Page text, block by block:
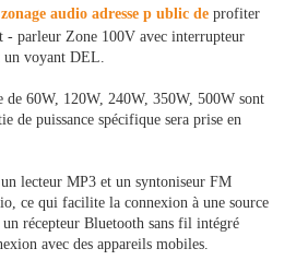
audio adresse p ublic de profiter
- parleur Zone 100V avec interrupteur
un voyant DEL.
de 60W, 120W, 240W, 350W, 500W sont
de puissance spécifique sera prise en
lecteur MP3 et un syntoniseur FM
ce qui facilite la connexion à une source
récepteur Bluetooth sans fil intégré
avec des appareils mobiles.